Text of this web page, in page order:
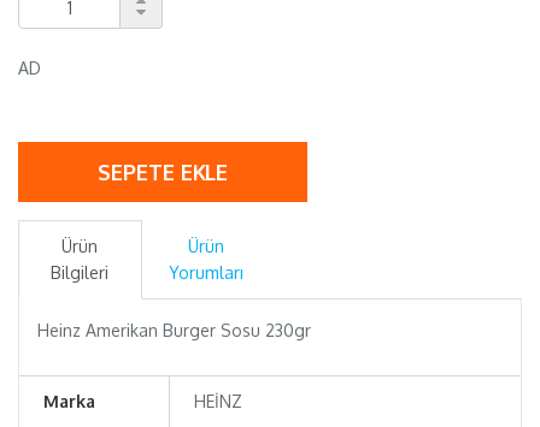
AD
SEPETE EKLE
Ürün
Bilgileri
Ürün
Yorumları
Heinz Amerikan Burger Sosu 230gr
Marka HEİNZ